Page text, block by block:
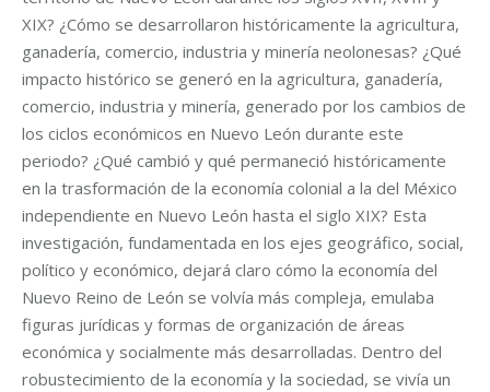
XIX? ¿Cómo se desarrollaron históricamente la agricultura,
ganadería, comercio, industria y minería neolonesas? ¿Qué
impacto histórico se generó en la agricultura, ganadería,
comercio, industria y minería, generado por los cambios de
los ciclos económicos en Nuevo León durante este
periodo? ¿Qué cambió y qué permaneció históricamente
en la trasformación de la economía colonial a la del México
independiente en Nuevo León hasta el siglo XIX? Esta
investigación, fundamentada en los ejes geográfico, social,
político y económico, dejará claro cómo la economía del
Nuevo Reino de León se volvía más compleja, emulaba
figuras jurídicas y formas de organización de áreas
económica y socialmente más desarrolladas. Dentro del
robustecimiento de la economía y la sociedad, se vivía un